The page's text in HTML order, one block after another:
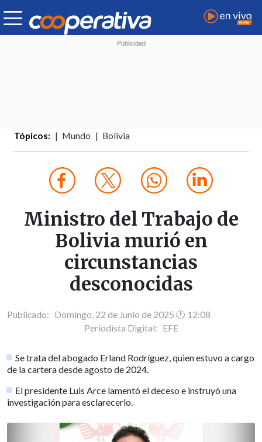
Tópicos: Mundo Bolivia
Ministro del Trabajo de
Bolivia murió en
circunstancias
desconocidas
Publicado: Domingo, 22 de Junio de 2025 🕐 12:08
Periodista Digital: EFE
Se trata del abogado Erland Rodríguez, quien estuvo a cargo
de la cartera desde agosto de 2024.
El presidente Luis Arce lamentó el deceso e instruyó una
investigación para esclarecerlo.